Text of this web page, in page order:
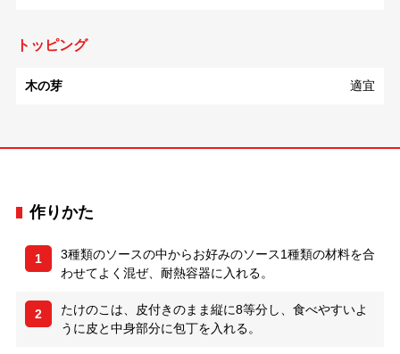
トッピング
木の芽 適宜
作りかた
1
3種類のソースの中からお好みのソース1種類の材料を合
わせてよく混ぜ、耐熱容器に入れる。
2
たけのこは、皮付きのまま縦に8等分し、食べやすいよ
うに皮と中身部分に包丁を入れる。